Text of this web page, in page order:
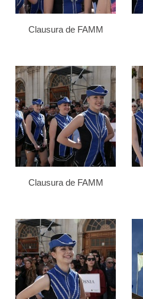
Clausura de FAMM
Clausura de FAMM